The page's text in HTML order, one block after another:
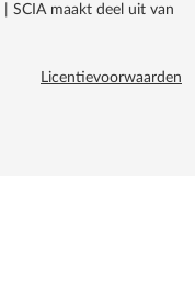
SCIA maakt deel uit van
Licentievoorwaarden